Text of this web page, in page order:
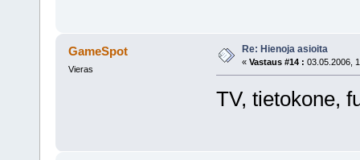
GameSpot
Vieras
Re: Hienoja asioita
« Vastaus #14 : 03.05.2006,
TV, tietokone,